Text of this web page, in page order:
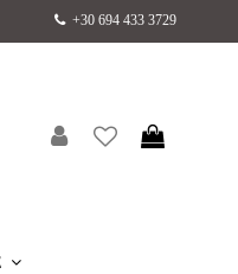
+30 694 433 3729